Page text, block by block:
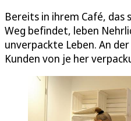
Bereits in ihrem Café, das
Weg befindet, leben
unverpackte Leben. An
Kunden von je her